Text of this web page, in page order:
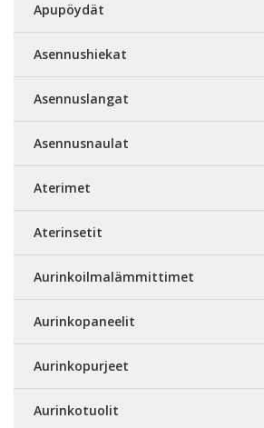
Apupöydät
Asennushiekat
Asennuslangat
Asennusnaulat
Aterimet
Aterinsetit
Aurinkoilmalämmittimet
Aurinkopaneelit
Aurinkopurjeet
Aurinkotuolit